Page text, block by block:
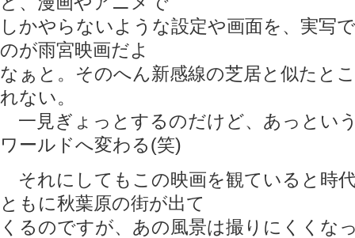
しかやらないような設定や画面を、実写
のが雨宮映画だよ
なぁと。そのへん新感線の芝居と似たと
れない。
一見ぎょっとするのだけど、あっとい
ワールドへ変わる(笑)
それにしてもこの映画を観ていると時
ともに秋葉原の街が出て
くるのですが、あの風景は撮りにくくな